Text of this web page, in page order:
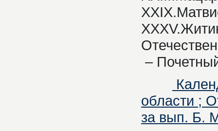
–
области ;
за вып. Б.